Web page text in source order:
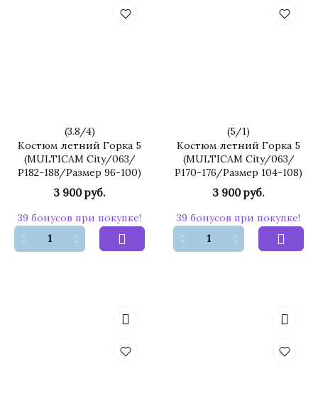
(3.8/4)
Костюм летний Горка 5
(MULTICAM City/063/
Р182-188/Размер 96-100)
3 900 руб.
39 бонусов при покупке!
(5/1)
Костюм летний Горка 5
(MULTICAM City/063/
Р170-176/Размер 104-108)
3 900 руб.
39 бонусов при покупке!